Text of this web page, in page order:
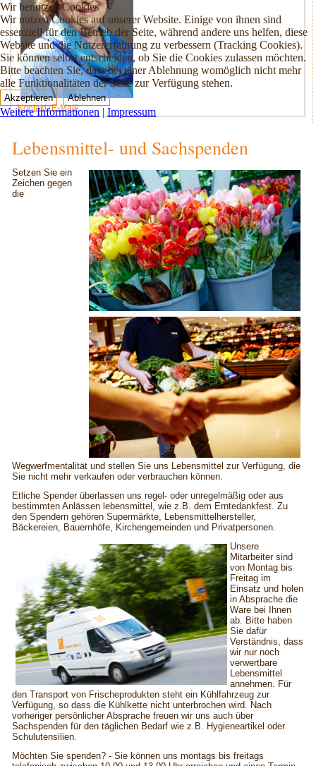
Kontakt (E-Mail)
Lebensmittel- und Sachspenden
Setzen Sie ein
Zeichen gegen
die
Wegwerfmentalität und stellen Sie uns Lebensmittel zur Verfügung, die
Sie nicht mehr verkaufen oder verbrauchen können.
Etliche Spender überlassen uns regel- oder unregelmäßig oder aus
bestimmten Anlässen lebensmittel, wie z.B. dem Erntedankfest. Zu
den Spendern gehören Supermärkte, Lebensmittelhersteller,
Bäckereien, Bauernhöfe, Kirchengemeinden und Privatpersonen.
Unsere
Mitarbeiter sind
von Montag bis
Freitag im
Einsatz und holen
in Absprache die
Ware bei Ihnen
ab. Bitte haben
Sie dafür
Verständnis, dass
wir nur noch
verwertbare
Lebensmittel
annehmen. Für
den Transport von Frischeprodukten steht ein Kühlfahrzeug zur
Verfügung, so dass die Kühlkette nicht unterbrochen wird. Nach
vorheriger persönlicher Absprache freuen wir uns auch über
Sachspenden für den täglichen Bedarf wie z.B. Hygieneartikel oder
Schulutensilien.
Möchten Sie spenden? - Sie können uns montags bis freitags
Wir benutzen Cookies
Wir nutzen Cookies auf unserer Website. Einige von ihnen sind
essenziell für den Betrieb der Seite, während andere uns helfen, diese
Website und die Nutzererfahrung zu verbessern (Tracking Cookies).
Sie können selbst entscheiden, ob Sie die Cookies zulassen möchten.
Bitte beachten Sie, dass bei einer Ablehnung womöglich nicht mehr
alle Funktionalitäten der Seite zur Verfügung stehen.
Akzeptieren Ablehnen
Weitere Informationen | Impressum